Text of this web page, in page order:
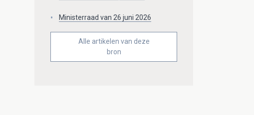
Ministerraad van 26 juni 2026
Alle artikelen van deze
bron